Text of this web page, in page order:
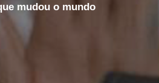
mudou o mundo